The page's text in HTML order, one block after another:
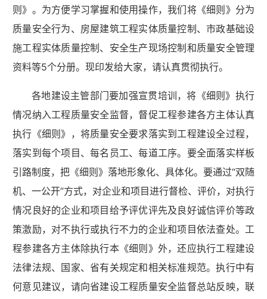
则》。为方便学习掌握和使用操作，我们将《细则》分为
质量安全行为、房屋建筑工程实体质量控制、市政基础设
施工程实体质量控制、安全生产现场控制和质量安全管理
资料等5个分册。现印发给大家，请认真贯彻执行。
各地建设主管部门要加强宣贯培训，将《细则》执行
情况纳入工程质量安全监督，督促工程参建各方主体认真
执行《细则》，将质量安全要求落实到工程建设全过程，
落实到每个项目、每名员工、每道工序。要全面落实样板
引路制度，把《细则》落地形象化、具体化。要通过“双随
机、一公开”方式，对企业和项目进行督检、评价，对执行
情况良好的企业和项目给予评优评先及良好诚信评价等政
策激励，对不执行或执行不力的企业和项目依法查处。工
程参建各方主体除执行本《细则》外，还应执行工程建设
法律法规、国家、省有关规定和相关标准规范。执行中有
何意见建议，请向省建设工程质量安全监督总站反映，联